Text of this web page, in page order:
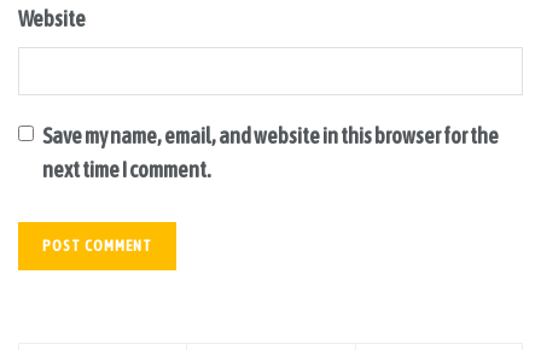
Website
Save my name, email, and website in this browser for the
next time I comment.